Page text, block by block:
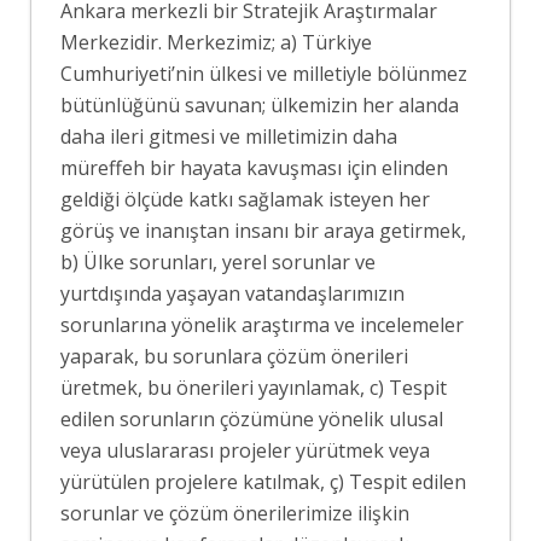
Ankara merkezli bir Stratejik Araştırmalar
Merkezidir. Merkezimiz; a) Türkiye
Cumhuriyeti’nin ülkesi ve milletiyle bölünmez
bütünlüğünü savunan; ülkemizin her alanda
daha ileri gitmesi ve milletimizin daha
müreffeh bir hayata kavuşması için elinden
geldiği ölçüde katkı sağlamak isteyen her
görüş ve inanıştan insanı bir araya getirmek,
b) Ülke sorunları, yerel sorunlar ve
yurtdışında yaşayan vatandaşlarımızın
sorunlarına yönelik araştırma ve incelemeler
yaparak, bu sorunlara çözüm önerileri
üretmek, bu önerileri yayınlamak, c) Tespit
edilen sorunların çözümüne yönelik ulusal
veya uluslararası projeler yürütmek veya
yürütülen projelere katılmak, ç) Tespit edilen
sorunlar ve çözüm önerilerimize ilişkin